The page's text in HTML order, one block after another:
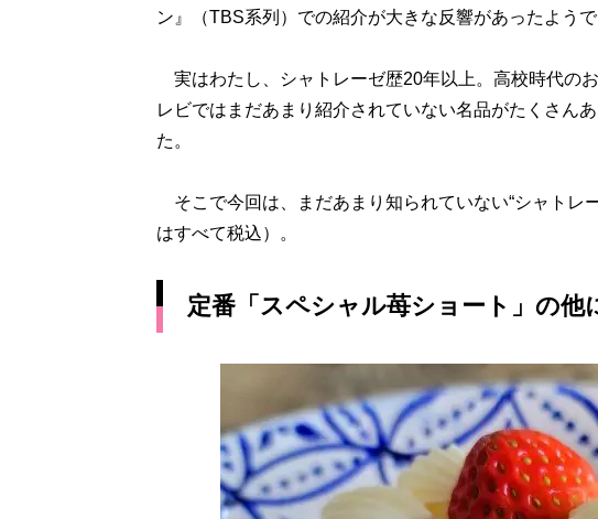
ン』（TBS系列）での紹介が大きな反響があったよう
実はわたし、シャトレーゼ歴20年以上。高校時代の
レビではまだあまり紹介されていない名品がたくさん
た。
そこで今回は、まだあまり知られていない“シャトレ
はすべて税込）。
定番「スペシャル苺ショート」の他